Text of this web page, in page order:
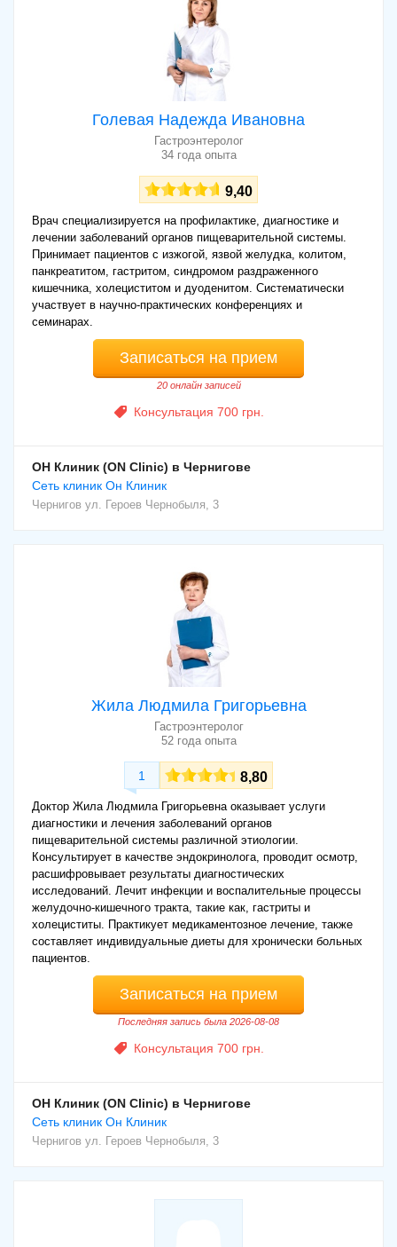
Голевая Надежда Ивановна
Гастроэнтеролог
34 года опыта
9,40
Врач специализируется на профилактике, диагностике и
лечении заболеваний органов пищеварительной системы.
Принимает пациентов с изжогой, язвой желудка, колитом,
панкреатитом, гастритом, синдромом раздраженного
кишечника, холециститом и дуоденитом. Систематически
участвует в научно-практических конференциях и
семинарах.
Записаться на прием
20 онлайн записей
Консультация 700 грн.
ОН Клиник (ON Clinic) в Чернигове
Cеть клиник Он Клиник
Чернигов ул. Героев Чернобыля, 3
Жила Людмила Григорьевна
Гастроэнтеролог
52 года опыта
1 8,80
Доктор Жила Людмила Григорьевна оказывает услуги
диагностики и лечения заболеваний органов
пищеварительной системы различной этиологии.
Консультирует в качестве эндокринолога, проводит осмотр,
расшифровывает результаты диагностических
исследований. Лечит инфекции и воспалительные процессы
желудочно-кишечного тракта, такие как, гастриты и
холециститы. Практикует медикаментозное лечение, также
составляет индивидуальные диеты для хронически больных
пациентов.
Записаться на прием
Последняя запись была 2026-08-08
Консультация 700 грн.
ОН Клиник (ON Clinic) в Чернигове
Cеть клиник Он Клиник
Чернигов ул. Героев Чернобыля, 3